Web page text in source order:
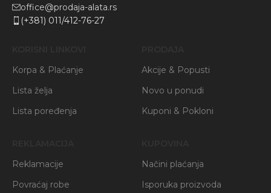
office@prodaja-alata.rs
(+381) 011/412-76-27
Korpa & Plaćanje
Lista želja
Lista poređenja
Akcije & Popusti
Novo u ponudi
Kuponi & Pokloni
Reklamacije
Povraćaj robe
Načini plaćanja
Isporuka proizvoda